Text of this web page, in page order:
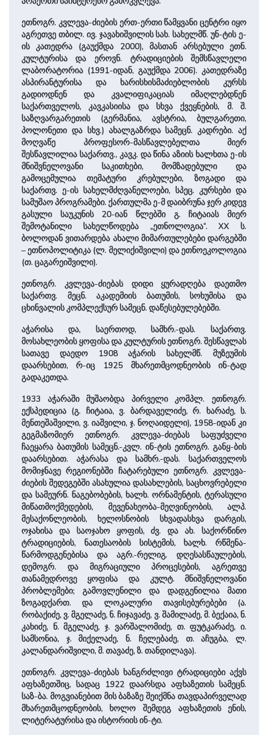
ეთნოგრ. კვლევა-ძიების ერთ-ერთი წამყვანი ცენტრი იყო
აგრეთვე თბილ. ივ. ჯავახიშვილის სახ. სახელმწ. უნ-ტის ე-
ის კათედრა (გაუქმდა 2000), მასთან არსებული ეთნ.
კულტურისა და ეროვნ. ტრადიციების შემსწავლელი
ლაბორატორია (1991-იდან, გაუქმდა 2006). კათედრაზე
ასპირანტურისა და ხარისხისმაძიებლობის კურსს
გადიოდნენ და კვალიფიკაციას იმაღლებდნენ
საქართველოს, კავკასიისა და სხვა ქვეყნების, მ. შ.
საზღვარგარეთის (გერმანია, ავსტრია, ბულგარეთი,
პოლონეთი და სხვ.) ახალგაზრდა სამეცნ. კადრები. აქ
მოღვაწე პროფესორ-მასწავლებელთა მიერ
შესწავლილია საქართვ., კავკ. და წინა აზიის ხალხთა ე-ის
მნიშვნელოვანი საკითხები, მომზადებული და
გამოცემულია თემატური კრებულები, ზოგადი და
საქართვ. ე-ის სახელმძღვანელოები, სპეც. კურსები და
სამუშაო პროგრამები. ქართულმა ე-მ დაიბრუნა ჯერ კიდევ
გასული საუკუნის 20-იან წლებში გ. ჩიტაიას მიერ
შემოტანილი სახელწოდება „ეთნოლოგია“. XX ს.
ბოლოდან ვითარდება ახალი მიმართულებები დარგებში
– ეთნოპოლიტიკა (ლ. მელიქიშვილი) და ეთნოეკოლოგია
(თ. ცაგარეიშვილი).
ეთნოგრ. კვლევა-ძიებას დიდი ყურადღება დაეთმო
საქართვ. მეცნ. აკადემიის ბათუმის, სოხუმისა და
ცხინვალის კომპლექსურ სამეცნ. დაწესებულებებში.
აჭარისა და, საერთოდ, სამხრ.-დას. საქართვ.
მოსახლეობის ყოფისა და კულტურის ეთნოგრ. შესწავლას
სათავე დაედო 1908 აჭარის სახელმწ. მუზეუმის
დაარსებით, რ-იც 1925 მხარეთმცოდნეობის ინ-ტად
გადაკეთდა.
1933 აჭარაში მუშაობდა პირველი კომპლ. ეთნოგრ.
ექსპედიცია (გ. ჩიტაია, ვ. ბარდაველიძე, რ. ხარაძე, ს.
მენთეშაშვილი, ვ. იაშვილი, ჯ. ნოღაიდელი), 1958-იდან კი
გეგმაზომიერ ეთნოგრ. კვლევა-ძიებას საფუძველი
ჩაეყარა ბათუმის სამეცნ.-კვლ. ინ-ტის ეთნოგრ. განყ-ბის
დაარსებით. აჭარასა და სამხრ.-დას. საქართველოს
მომიჯნავე რეგიონებში ჩატარებული ეთნოგრ. კვლევა-
ძიების შედეგებში ასახულია დასახლების, საცხოვრებელი
და სამეურნ. ნაგებობების, ხალხ. ორნამენტის, ტერასული
მიწათმოქმედების, მევენახეობა-მეღვინეობის, ალპ.
მესაქონლეობის, ხელოსნობის სხვადასხვა დარგის,
ოჯახისა და საოჯახო ყოფის, ძვ. და ახ. საქორწინო
ტრადიციების, ნათესაობის სისტემის, ხალხ. რწმენა-
წარმოდგენებისა და აგრ.-რელიგ. დღესასწაულების,
დემოგრ. და მიგრაციული პროცესების, აგრეთვე
თანამედროვე ყოფისა და კულტ. მნიშვნელოვანი
პრობლემები; გამოვლენილი და დადგენილია მათი
ზოგადქართ. და ლოკალური თავისებურებები (ა.
რობაქიძე, ვ. მგელაძე, ნ. ჩიჯავაძე, ვ. შამილაძე, მ. ბექაია, ნ.
კახიძე, ნ. მგელაძე, ჯ. ვარშალომიძე, თ. ფუტკარაძე, ი.
სამსონია, ჯ. მიქელაძე, ნ. ჩელებაძე, თ. აჩუგბა, ლ.
კალანდარიშვილი, მ. თავაძე, ზ. თანდილავა).
ეთნოგრ. კვლევა-ძიებას ხანგრძლივი ტრადიციები აქვს
აფხაზეთშიც, სადაც 1922 დაარსდა აფხაზეთის სამეცნ.
საზ-ბა. მოგვიანებით მის ბაზაზე შეიქმნა თავდაპირველად
მხარეთმცოდნეობის, ხოლო შემდეგ აფხაზეთის ენის,
ლიტერატურისა და ისტორიის ინ-ტი.